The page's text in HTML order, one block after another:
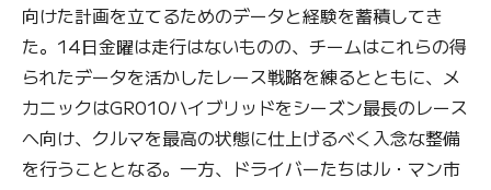
向けた計画を立てるためのデータと経験を蓄積してき
た。14日金曜は走行はないものの、チームはこれらの得
られたデータを活かしたレース戦略を練るとともに、メ
カニックはGR010ハイブリッドをシーズン最長のレース
へ向け、クルマを最高の状態に仕上げるべく入念な整備
を行うこととなる。一方、ドライバーたちはル・マン市